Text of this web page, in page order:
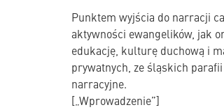
Punktem wyjścia do narracji
aktywności ewangelików, jak
edukację, kulturę duchową i
prywatnych, ze śląskich
narracyjne.
[„Wprowadzenie”]